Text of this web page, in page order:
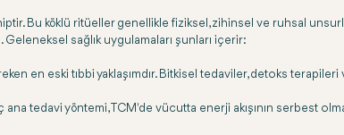
Bu köklü ritüeller genellikle fiziksel, zihinsel ve ruhsal
sağlık uygulamaları şunları içerir:
en eski tıbbi yaklaşımdır. Bitkisel tedaviler, detoks terapileri
tedavi yöntemi, TCM'de vücutta enerji akışının serbest